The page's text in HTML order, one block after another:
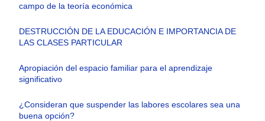
campo de la teoría económica
DESTRUCCIÓN DE LA EDUCACIÓN E IMPORTANCIA DE
LAS CLASES PARTICULAR
Apropiación del espacio familiar para el aprendizaje
significativo
¿Consideran que suspender las labores escolares sea una
buena opción?